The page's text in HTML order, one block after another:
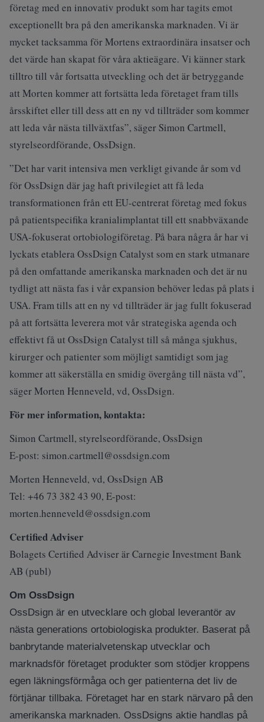
företag med en innovativ produkt som har tagits emot
exceptionellt bra på den amerikanska marknaden. Vi är
mycket tacksamma för Mortens extraordinära insatser och
det värde han skapat för våra aktieägare. Vi känner stark
tilltro till vår fortsatta utveckling och det är betryggande
att Morten kommer att fortsätta leda företaget fram tills
årsskiftet eller till dess att en ny vd tillträder som kommer
att leda vår nästa tillväxtfas”, säger Simon Cartmell,
styrelseordförande, OssDsign.
”Det har varit intensiva men verkligt givande år som vd
för OssDsign där jag haft privilegiet att få leda
transformationen från ett EU-centrerat företag med fokus
på patientspecifika kranialimplantat till ett snabbväxande
USA-fokuserat ortobiologiföretag. På bara några år har vi
lyckats etablera OssDsign Catalyst som en stark utmanare
på den omfattande amerikanska marknaden och det är nu
tydligt att nästa fas i vår expansion behöver ledas på plats i
USA. Fram tills att en ny vd tillträder är jag fullt fokuserad
på att fortsätta leverera mot vår strategiska agenda och
effektivt få ut OssDsign Catalyst till så många sjukhus,
kirurger och patienter som möjligt samtidigt som jag
kommer att säkerställa en smidig övergång till nästa vd”,
säger Morten Henneveld, vd, OssDsign.
För mer information, kontakta:
Simon Cartmell, styrelseordförande, OssDsign
E-post: simon.cartmell@ossdsign.com
Morten Henneveld, vd, OssDsign AB
Tel: +46 73 382 43 90, E-post:
morten.henneveld@ossdsign.com
Certified Adviser
Bolagets Certified Adviser är Carnegie Investment Bank
AB (publ)
Om OssDsign
OssDsign är en utvecklare och global leverantör av
nästa generations ortobiologiska produkter. Baserat på
banbrytande materialvetenskap utvecklar och
marknadsför företaget produkter som stödjer kroppens
egen läkningsförmåga och ger patienterna det liv de
förtjänar tillbaka. Företaget har en stark närvaro på den
amerikanska marknaden. OssDsigns aktie handlas på